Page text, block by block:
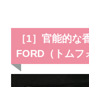
［1］官能的な
FORD（トムフ